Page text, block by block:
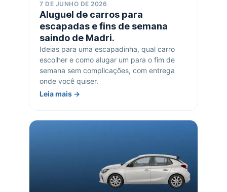
7 DE JUNHO DE 2026
Aluguel de carros para
escapadas e fins de semana
saindo de Madri.
Ideias para uma escapadinha, qual carro
escolher e como alugar um para o fim de
semana sem complicações, com entrega
onde você quiser.
Leia mais →